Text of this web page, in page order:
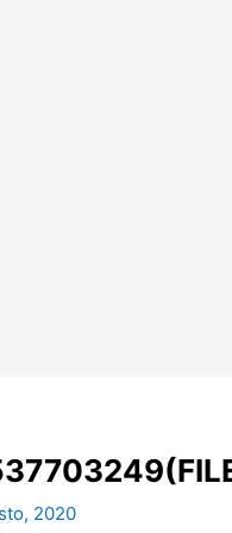
2020